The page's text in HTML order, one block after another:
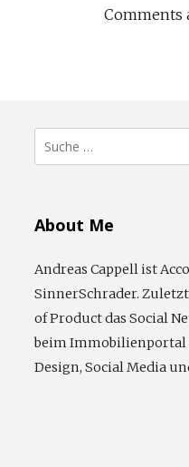
Comments
Suche
nach:
About Me
Andreas Cappell ist
SinnerSchrader.
of Product das Social
beim Immobilienportal
Design, Social Media